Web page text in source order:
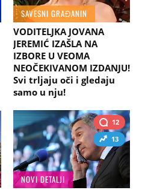
SAVESNI GRAĐANIN
VODITELJKA JOVANA
JEREMIĆ IZAŠLA NA
IZBORE U VEOMA
NEOČEKIVANOM IZDANJU!
Svi trljaju oči i gledaju
samo u nju!
12
13
NOVI DETALJI